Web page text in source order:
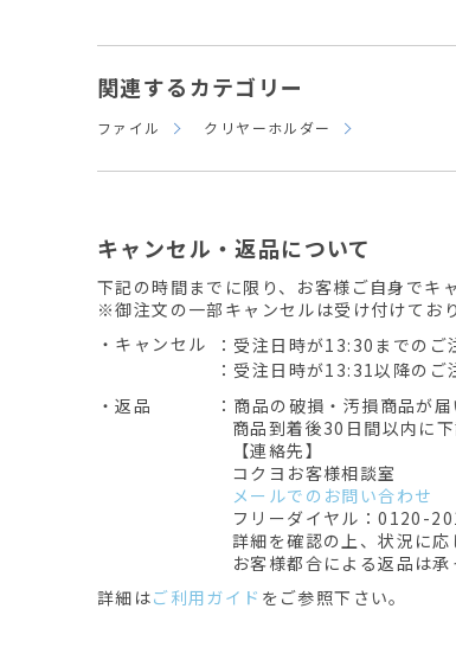
関連するカテゴリー
ファイル クリヤーホルダー
キャンセル・返品について
下記の時間までに限り、お客様ご自身でキ
※御注文の一部キャンセルは受け付けてお
・キャンセル
：受注日時が13:30までの
：受注日時が13:31以降の
・返品
：商品の破損・汚損商品が届
商品到着後30日間以内に
【連絡先】
コクヨお客様相談室
メールでのお問い合わせ
フリーダイヤル：0120-
詳細を確認の上、状況に応
お客様都合による返品は承
詳細はご利用ガイド をご参照下さい。